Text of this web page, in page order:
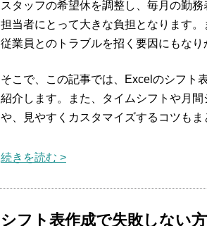
スタッフの希望休を調整し、毎月の勤
担当者にとって大きな負担となります
従業員とのトラブルを招く要因にもなり
そこで、この記事では、Excelのシフト
紹介します。また、タイムシフトや月
や、見やすくカスタマイズするコツもま
続きを読む >
シフト表作成で失敗しない